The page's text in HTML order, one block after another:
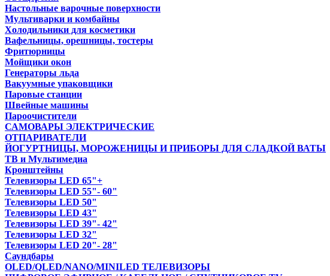
Настольные варочные поверхности
Мультиварки и комбайны
Холодильники для косметики
Вафельницы, орешницы, тостеры
Фритюрницы
Мойщики окон
Генераторы льда
Вакуумные упаковщики
Паровые станции
Швейные машины
Пароочистители
САМОВАРЫ ЭЛЕКТРИЧЕСКИЕ
ОТПАРИВАТЕЛИ
ЙОГУРТНИЦЫ, МОРОЖЕНИЦЫ И ПРИБОРЫ ДЛЯ СЛАДКОЙ ВАТЫ
ТВ и Мультимедиа
Кронштейны
Телевизоры LED 65"+
Телевизоры LED 55"- 60"
Телевизоры LED 50"
Телевизоры LED 43"
Телевизоры LED 39"- 42"
Телевизоры LED 32"
Телевизоры LED 20"- 28"
Саундбары
OLED/QLED/NANO/MINILED ТЕЛЕВИЗОРЫ